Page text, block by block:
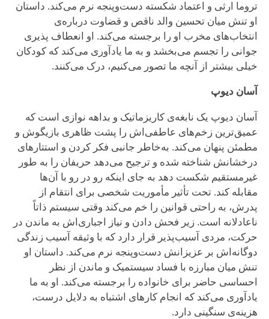
تروما ارثی و اعتماد شکسته دست‌وپنجه نرم می‌کند. داستان
او تنش میان تحسین والد ناقص و قضاوت درباره‌ی
انتخاب‌های مخرب او را برجسته می‌کند. او انعطاف پذیری
جوانی را تجسم می‌بخشد و به ما یادآوری می‌کند که کودکان
خیلی بیشتر از آنچه ما تصور می‌کنیم، درک می‌کنند.
آسان دیوپ
آسان دیوپ یک نابغه‌ی کاریزماتیک و بداهه نوازی است که
عمیق‌ترین زخم‌های عاطفی‌اش را پشت ظاهری بازیگوش و
مطمئن پنهان می‌کند. به‌خاطر جانبی فکر کردن و استتارهای
درخشانش شناخته شده و ترجیح می‌دهد حریفان را به طور
غیرمستقیم شکست دهد به جای اینکه رو در رو با آن‌ها
مقابله کند. تحت تأثیر مأموریت شخصی برای انتقام از
پدرش، به راحتی قوانین را خم می‌کند وقتی سیستم ذاتاً
ناعادلانه است. زیر فحش دادن و نیاز اجباری‌اش به ماندن در
حرکت، مردی آسیب‌پذیر قرار دارد که با وثیقه آسیب زندگی
دوگانه‌اش بر عزیزانش دست‌وپنجه نرم می‌کند. داستان او
تنش میان مبارزه با فساد سیستمیک و ماندن از نظر
احساسی حاضر برای خانواده را برجسته می‌کند. او به ما
یادآوری می‌کند که انجام کارهای اشتباه به دلایل درست،
هزینه‌ی سنگینی دارد.